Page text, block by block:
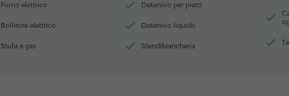
Forno elettrico
Bollitore elettrico
Stufa a gas
Detersivo per piatti
Detersivo liquido
Stendibiancheria